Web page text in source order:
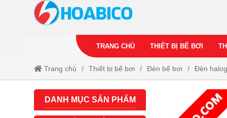
TRANG CHỦ THIẾT BỊ BỂ BƠI
Trang chủ Thiết bị bể bơi Đèn bể bơi Đèn
DANH MỤC SẢN PHẨM